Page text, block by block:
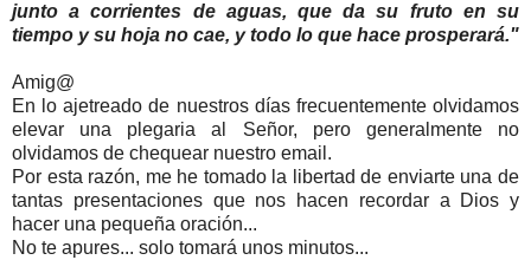
junto a corrientes de aguas, que da su fruto en su
tiempo y su hoja no cae, y todo lo que hace prosperará."
Amig@
En lo ajetreado de nuestros días frecuentemente olvidamos
elevar una plegaria al Señor, pero generalmente no
olvidamos de chequear nuestro email.
Por esta razón, me he tomado la libertad de enviarte una de
tantas presentaciones que nos hacen recordar a Dios y
hacer una pequeña oración...
No te apures... solo tomará unos minutos...